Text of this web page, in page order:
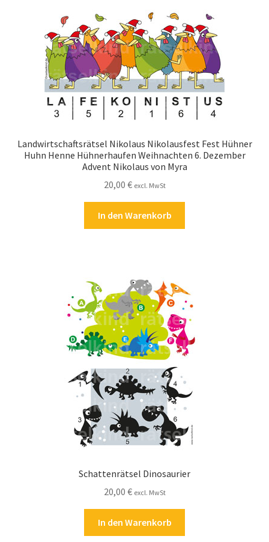
Kontakt
Kostenlose Rätsel
Mein Konto
Shop
Zahlungsarten
Landwirtschaftsrätsel Nikolaus Nikolausfest Fest Hühner
Huhn Henne Hühnerhaufen Weihnachten 6. Dezember
Advent Nikolaus von Myra
20,00 € excl. MwSt
In den Warenkorb
Schattenrätsel Dinosaurier
20,00 € excl. MwSt
In den Warenkorb